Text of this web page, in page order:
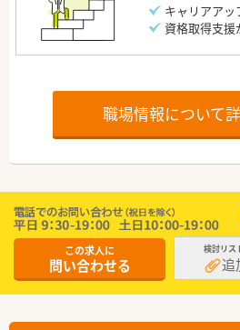
キャリアア
資格取得支援
職場情報について
この求人に
問い合わせる
検討リス
追